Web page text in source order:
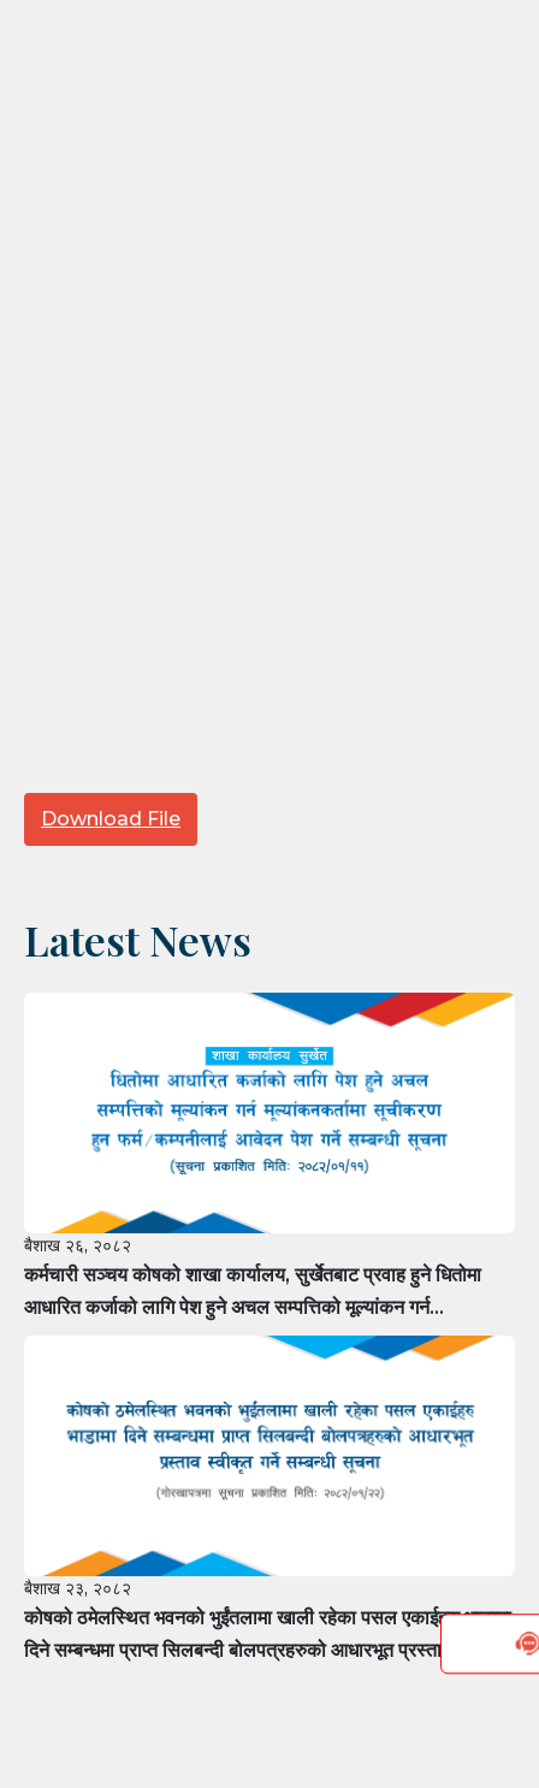
Download File
Latest News
बैशाख २६, २०८२
कर्मचारी सञ्चय कोषको शाखा कार्यालय, सुर्खेतबाट प्रवाह हुने धितोमा
आधारित कर्जाको लागि पेश हुने अचल सम्पत्तिको मूल्यांकन गर्न
मूल्यांकनकर्तामा सूचीकरण हुन फर्म÷कम्पनीलाई आवेदन पेश गर्ने सम्बन्धी
बैशाख २३, २०८२
कोषको ठमेलस्थित भवनको भुईंतलामा खाली रहेका पसल एकाईहरु भाडामा
दिने सम्बन्धमा प्राप्त सिलबन्दी बोलपत्रहरुको आधारभूत प्रस्ताव स्वीकृत